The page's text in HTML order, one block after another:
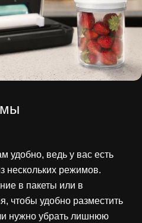
удобно, ведь у вас есть
нескольких режимов.
в пакеты или в
чтобы удобно разместить
нужно убрать лишнюю